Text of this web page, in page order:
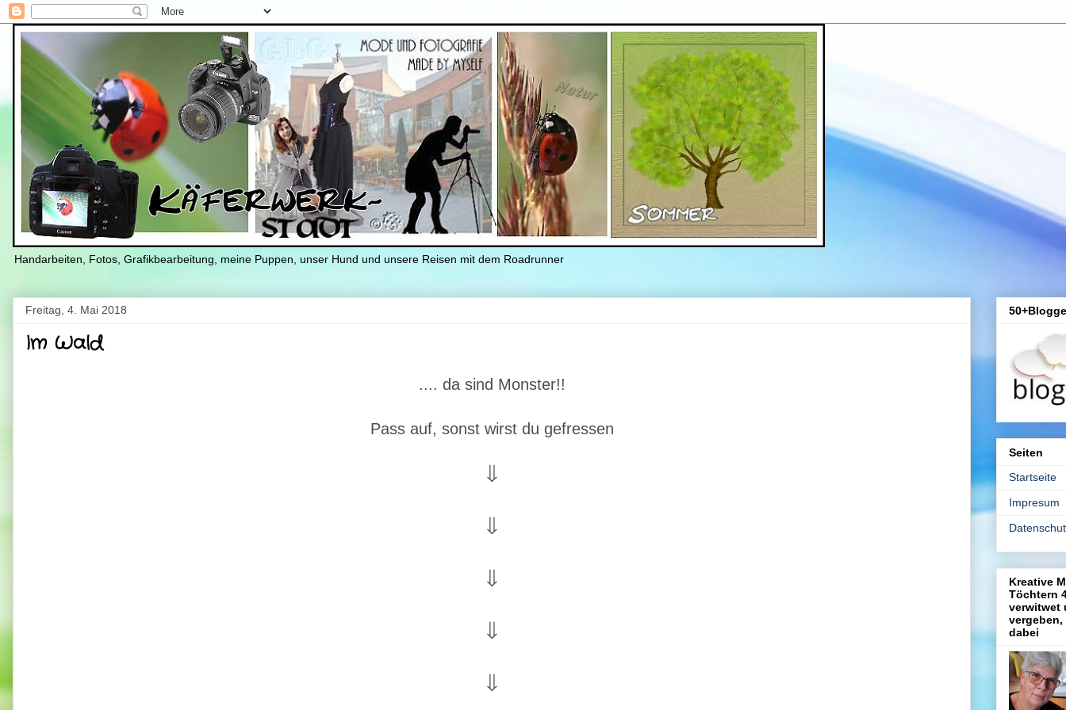
Handarbeiten, Fotos, Grafikbearbeitung, meine Puppen, unser Hund und unsere Reisen mit dem Roadrunner
Freitag, 4. Mai 2018
Im Wald
.... da sind Monster!!
Pass auf, sonst wirst du gefressen
⇓
⇓
⇓
⇓
⇓
Seiten
Startseite
Impresum
Kreative
Töchtern
verwitwet
vergeben,
dabei